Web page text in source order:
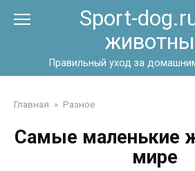
Sport-
Правильный уход за
Главная » Разное
Самые маленькие
мире